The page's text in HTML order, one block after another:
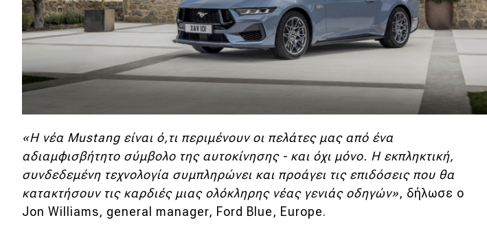
Mobility
Σταθμοί φόρτισης
Νέα
Παρουσιάσεις
DRIVE Away
«Η νέα Mustang είναι ό,τι περιμένουν οι πελάτες μας από ένα
αδιαμφισβήτητο σύμβολο της αυτοκίνησης - και όχι μόνο. Η εκπληκτική,
συνδεδεμένη τεχνολογία συμπληρώνει και προάγει τις επιδόσεις που θα
κατακτήσουν τις καρδιές μιας ολόκληρης νέας γενιάς οδηγών», δήλωσε ο
Jon Williams, general manager, Ford Blue, Europe.